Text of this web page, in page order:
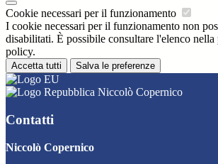
Cookie necessari per il funzionamento
I cookie necessari per il funzionamento non
disabilitati. È possibile consultare l'elenco
policy.
Accetta tutti Salva le preferenze
Niccolò Copernico
Contatti
Niccolò Copernico